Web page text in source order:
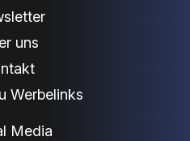
uns
Werbelinks
Media